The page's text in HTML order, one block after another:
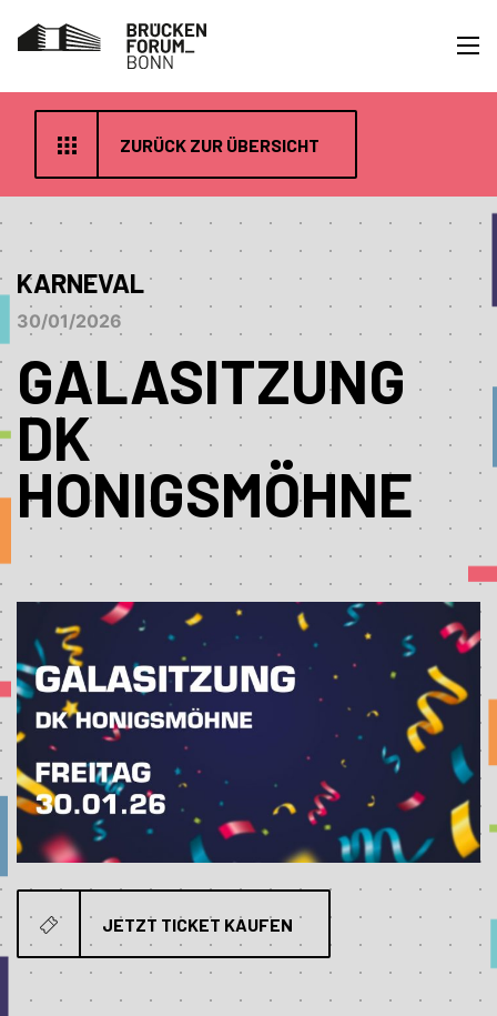
ZURÜCK ZUR ÜBERSICHT
KARNEVAL
30/01/2026
GALASITZUNG
DK
HONIGSMÖHNE
JETZT TICKET KAUFEN